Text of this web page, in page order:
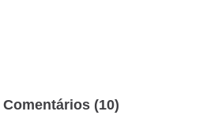
Comentários (10)